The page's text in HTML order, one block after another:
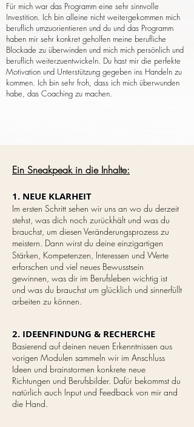
Für mich war das Programm eine sehr sinnvolle
Investition. Ich bin alleine nicht weitergekommen mich
beruflich umzuorientieren und du und das Programm
haben mir sehr konkret geholfen meine berufliche
Blockade zu überwinden und mich mich persönlich und
beruflich weiterzuentwickeln. Du hast mir die perfekte
Motivation und Unterstützung gegeben ins Handeln zu
kommen. Ich bin sehr froh, dass ich mich überwunden
habe, das Coaching zu machen.
Ein Sneakpeak in die Inhalte:
1. NEUE KLARHEIT
Im ersten Schritt sehen wir uns an wo du derzeit
stehst, was dich noch zurückhält und was du
brauchst, um diesen Veränderungsprozess zu
meistern. Dann wirst du deine einzigartigen
Stärken, Kompetenzen, Interessen und Werte
erforschen und viel neues Bewusstsein
gewinnen, was dir im Berufsleben wichtig ist
und was du brauchst um glücklich und sinnerfüllt
arbeiten zu können.
2. IDEENFINDUNG & RECHERCHE
Basierend auf deinen neuen Erkenntnissen aus
vorigen Modulen sammeln wir im Anschluss
Ideen und brainstormen konkrete neue
Richtungen und Berufsbilder. Dafür bekommst du
natürlich auch Input und Feedback von mir and
die Hand.